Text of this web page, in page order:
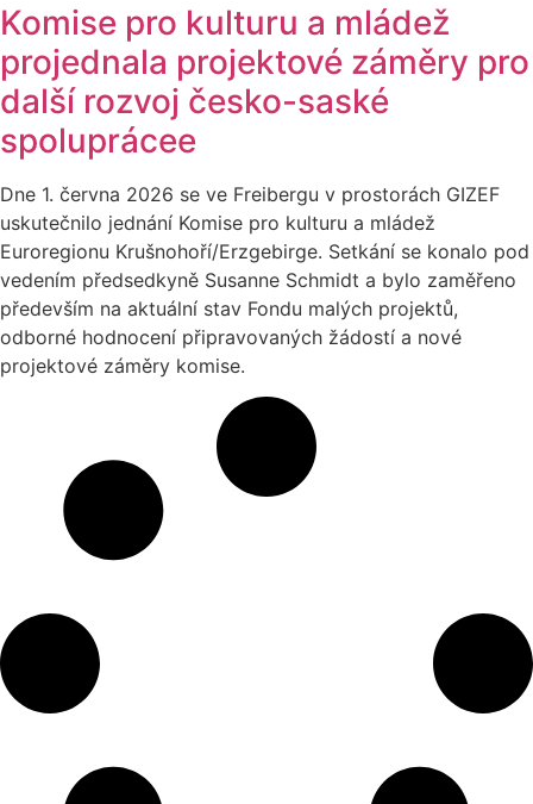
Komise pro kulturu a mládež
projednala projektové záměry pro
další rozvoj česko-saské
spoluprácee
Dne 1. června 2026 se ve Freibergu v prostorách GIZEF
uskutečnilo jednání Komise pro kulturu a mládež
Euroregionu Krušnohoří/Erzgebirge. Setkání se konalo pod
vedením předsedkyně Susanne Schmidt a bylo zaměřeno
především na aktuální stav Fondu malých projektů,
odborné hodnocení připravovaných žádostí a nové
projektové záměry komise.